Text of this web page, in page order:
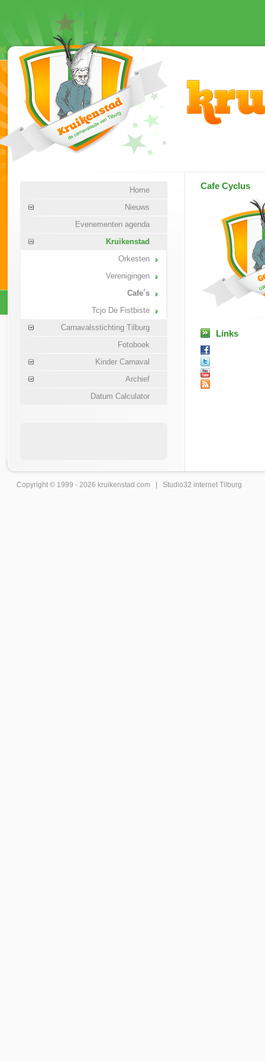
Home
Nieuws
Evenementen agenda
Kruikenstad
Orkesten
Verenigingen
Cafe´s
Tcjo De Fistbiste
Carnavalsstichting Tilburg
Fotoboek
Kinder Carnaval
Archief
Datum Calculator
Cafe Cyclus
Links
Copyright © 1999 - 2026 kruikenstad .com | Studio32 internet Tilburg